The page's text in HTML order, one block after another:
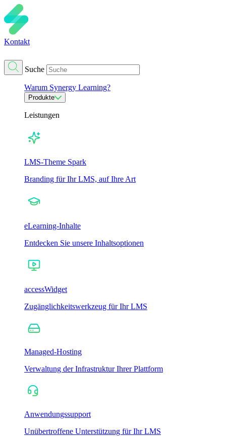
Kontakt
Suche
Warum Synergy Learning?
Produkte
Leistungen
LMS-Theme Spark
Branding für Ihr LMS, auf Ihre Art
eLearning-Inhalte
Entdecken Sie unsere Inhaltsoptionen
accessWidget
Zugänglichkeitswerkzeug für Ihr LMS
Managed-Hosting
Verwaltung der Infrastruktur Ihrer Plattform
Anwendungssupport
Unübertroffene Unterstützung für Ihr LMS